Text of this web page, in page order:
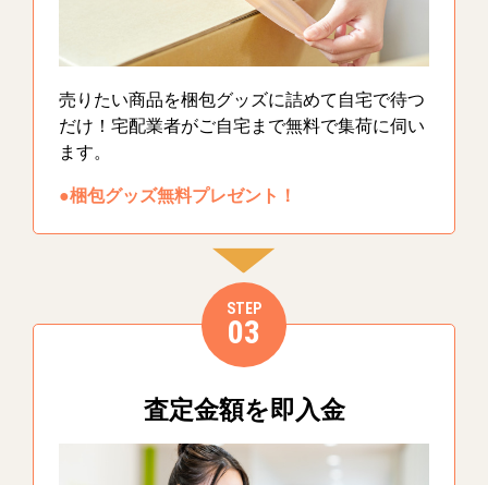
売りたい商品を梱包グッズに詰めて自宅で待つ
だけ！宅配業者がご自宅まで無料で集荷に伺い
ます。
●梱包グッズ無料プレゼント！
STEP
03
査定金額を即入金